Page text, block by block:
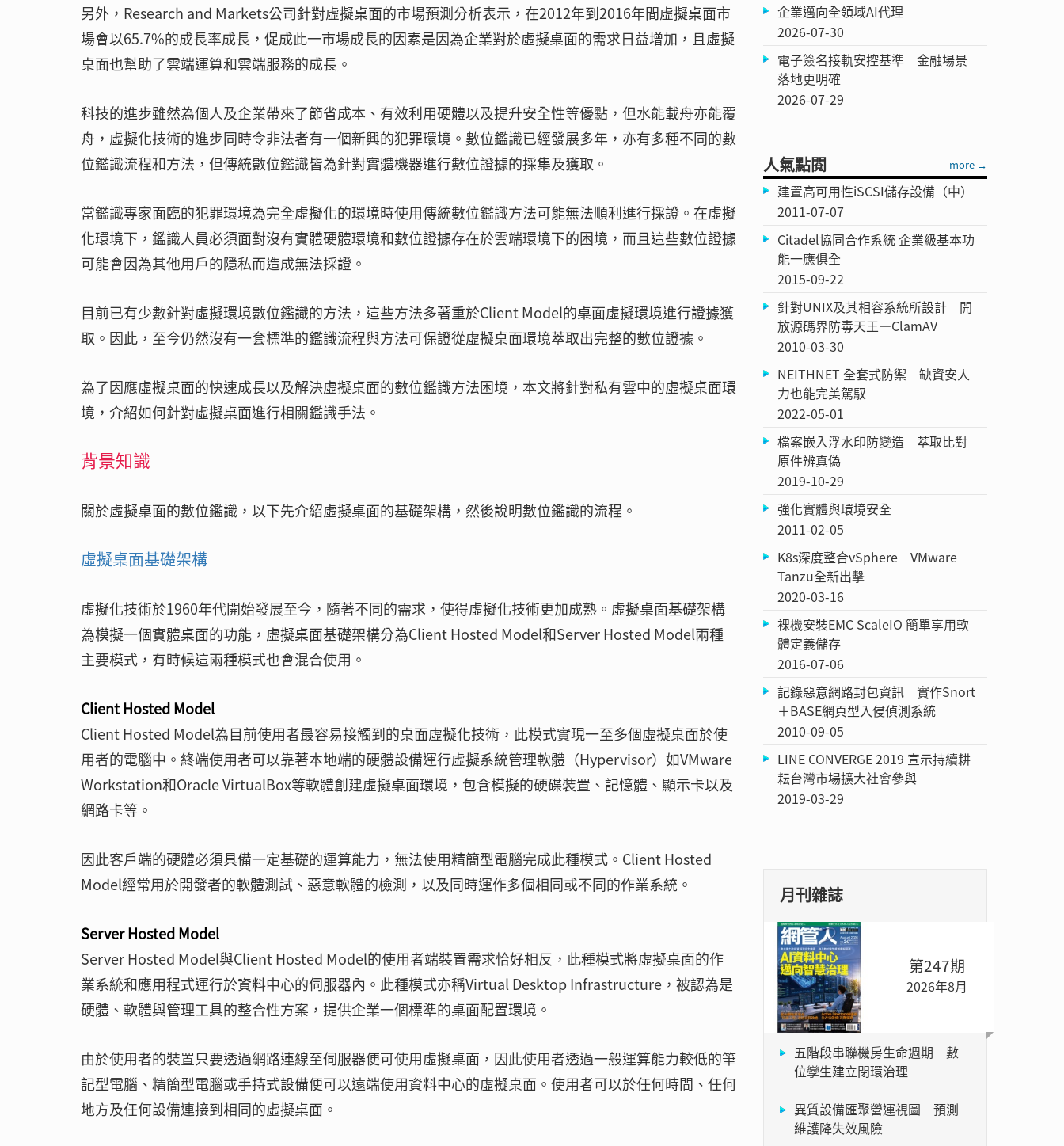
另外，Research and Markets公司針對虛擬桌面的市場預測分析表示，在2012年到2016年間虛擬桌面市
場會以65.7%的成長率成長，促成此一市場成長的因素是因為企業對於虛擬桌面的需求日益增加，且虛擬
桌面也幫助了雲端運算和雲端服務的成長。
科技的進步雖然為個人及企業帶來了節省成本、有效利用硬體以及提升安全性等優點，但水能載舟亦能覆
舟，虛擬化技術的進步同時令非法者有一個新興的犯罪環境。數位鑑識已經發展多年，亦有多種不同的數
位鑑識流程和方法，但傳統數位鑑識皆為針對實體機器進行數位證據的採集及獲取。
當鑑識專家面臨的犯罪環境為完全虛擬化的環境時使用傳統數位鑑識方法可能無法順利進行採證。在虛擬
化環境下，鑑識人員必須面對沒有實體硬體環境和數位證據存在於雲端環境下的困境，而且這些數位證據
可能會因為其他用戶的隱私而造成無法採證。
目前已有少數針對虛擬環境數位鑑識的方法，這些方法多著重於Client Model的桌面虛擬環境進行證據獲
取。因此，至今仍然沒有一套標準的鑑識流程與方法可保證從虛擬桌面環境萃取出完整的數位證據。
為了因應虛擬桌面的快速成長以及解決虛擬桌面的數位鑑識方法困境，本文將針對私有雲中的虛擬桌面環
境，介紹如何針對虛擬桌面進行相關鑑識手法。
背景知識
關於虛擬桌面的數位鑑識，以下先介紹虛擬桌面的基礎架構，然後說明數位鑑識的流程。
虛擬桌面基礎架構
虛擬化技術於1960年代開始發展至今，隨著不同的需求，使得虛擬化技術更加成熟。虛擬桌面基礎架構
為模擬一個實體桌面的功能，虛擬桌面基礎架構分為Client Hosted Model和Server Hosted Model兩種
主要模式，有時候這兩種模式也會混合使用。
Client Hosted Model
Client Hosted Model為目前使用者最容易接觸到的桌面虛擬化技術，此模式實現一至多個虛擬桌面於使
用者的電腦中。終端使用者可以靠著本地端的硬體設備運行虛擬系統管理軟體（Hypervisor）如VMware
Workstation和Oracle VirtualBox等軟體創建虛擬桌面環境，包含模擬的硬碟裝置、記憶體、顯示卡以及
網路卡等。
因此客戶端的硬體必須具備一定基礎的運算能力，無法使用精簡型電腦完成此種模式。Client Hosted
Model經常用於開發者的軟體測試、惡意軟體的檢測，以及同時運作多個相同或不同的作業系統。
Server Hosted Model
Server Hosted Model與Client Hosted Model的使用者端裝置需求恰好相反，此種模式將虛擬桌面的作
業系統和應用程式運行於資料中心的伺服器內。此種模式亦稱Virtual Desktop Infrastructure，被認為是
硬體、軟體與管理工具的整合性方案，提供企業一個標準的桌面配置環境。
由於使用者的裝置只要透過網路連線至伺服器便可使用虛擬桌面，因此使用者透過一般運算能力較低的筆
記型電腦、精簡型電腦或手持式設備便可以遠端使用資料中心的虛擬桌面。使用者可以於任何時間、任何
地方及任何設備連接到相同的虛擬桌面。
企業邁向全領域AI代理
2026-07-30
電子簽名接軌安控基準 金融場景
落地更明確
2026-07-29
人氣點閱 more →
建置高可用性iSCSI儲存設備（中）
2011-07-07
Citadel協同合作系統 企業級基本功
能一應俱全
2015-09-22
針對UNIX及其相容系統所設計 開
放源碼界防毒天王—ClamAV
2010-03-30
NEITHNET 全套式防禦 缺資安人
力也能完美駕馭
2022-05-01
檔案嵌入浮水印防變造 萃取比對
原件辨真偽
2019-10-29
強化實體與環境安全
2011-02-05
K8s深度整合vSphere VMware
Tanzu全新出擊
2020-03-16
裸機安裝EMC ScaleIO 簡單享用軟
體定義儲存
2016-07-06
記錄惡意網路封包資訊 實作Snort
＋BASE網頁型入侵偵測系統
2010-09-05
LINE CONVERGE 2019 宣示持續耕
耘台灣市場擴大社會參與
2019-03-29
月刊雜誌
第247期
2026年8月
五階段串聯機房生命週期 數
位孿生建立閉環治理
異質設備匯聚營運視圖 預測
維護降失效風險